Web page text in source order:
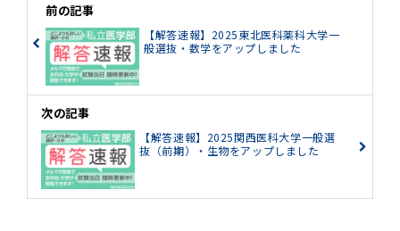
前の記事
【解答速報】2025東北医科薬科大学一
般選抜・数学をアップしました
次の記事
【解答速報】2025関西医科大学一般選
抜（前期）・生物をアップしました